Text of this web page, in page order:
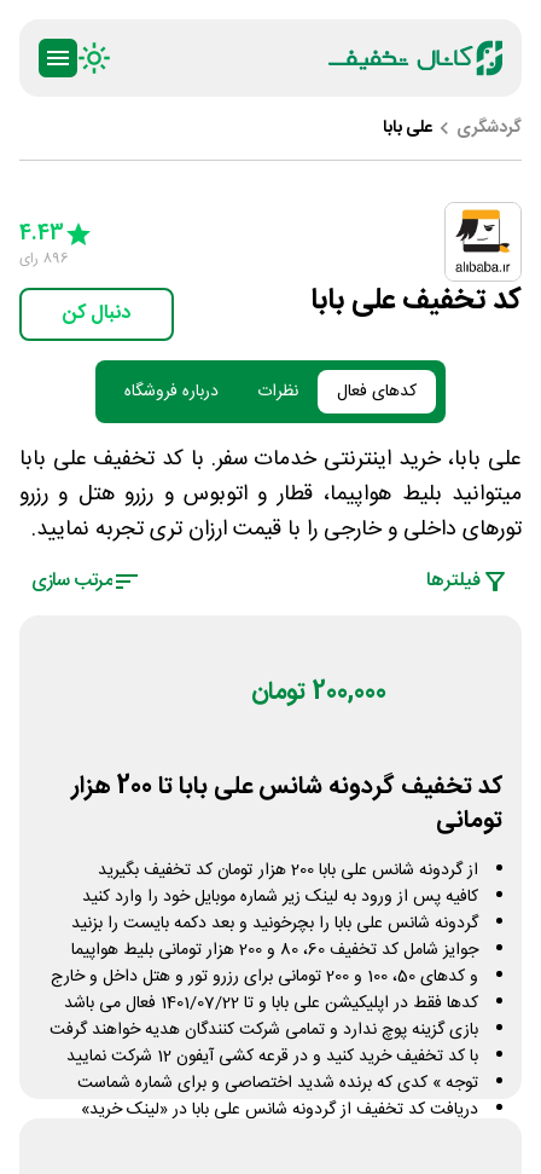
گردشگری علی بابا
کد تخفیف علی بابا
3 Stars
4 Stars
5 Stars
4.43
896 رای
دنبال کن
کدهای فعال نظرات درباره فروشگاه
علی بابا، خرید اینترنتی خدمات سفر. با کد تخفیف علی بابا
میتوانید بلیط هواپیما، قطار و اتوبوس و رزرو هتل و رزرو
تورهای داخلی و خارجی را با قیمت ارزان تری تجربه نمایید.
فیلتر‌ها مرتب سازی
200,000 تومان
کد تخفیف گردونه شانس علی بابا تا 200 هزار
تومانی
از گردونه شانس علی بابا 200 هزار تومان کد تخفیف بگیرید
کافیه پس از ورود به لینک زیر شماره موبایل خود را وارد کنید
گردونه شانس علی بابا را بچرخونید و بعد دکمه بایست را بزنید
جوایز شامل کد تخفیف 60، 80 و 200 هزار تومانی بلیط هواپیما
و کدهای 50، 100 و 200 تومانی برای رزرو تور و هتل داخل و خارج
کدها فقط در اپلیکیشن علی بابا و تا 1401/07/22 فعال می باشد
بازی گزینه پوچ ندارد و تمامی شرکت کنندگان هدیه خواهند گرفت
با کد تخفیف خرید کنید و در قرعه کشی آیفون 12 شرکت نمایید
توجه » کدی که برنده شدید اختصاصی و برای شماره شماست
دریافت کد تخفیف از گردونه شانس علی بابا در «لینک خرید»